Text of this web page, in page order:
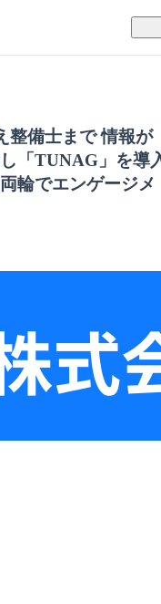
整備士まで 情報が
「TUNAG」を導
輪でエンゲージメ